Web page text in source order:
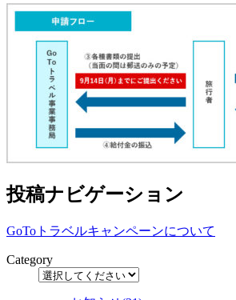
投稿ナビゲーション
GoToトラベルキャンペーンについて
Category